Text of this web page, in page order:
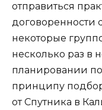
отправиться
договоренности
некоторые
несколько раз в
планировании
принципу
от Спутника в